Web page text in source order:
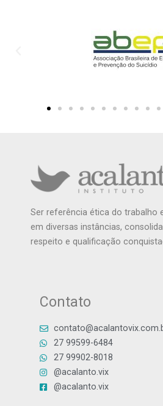
Ser referência ética do trabalho
em diversas instâncias,
respeito e qualificação
Contato
27 99599-6484
27 99902-8018
@acalanto.vix
@acalanto.vix